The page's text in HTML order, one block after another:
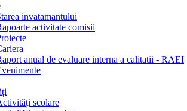
invatamantului
activitate comisii
anual de evaluare interna a calitatii - RAEI
scolare